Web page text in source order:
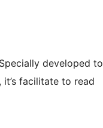
developed to
facilitate to read